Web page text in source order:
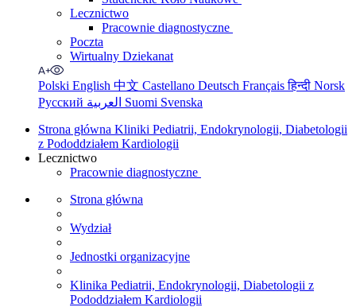
Lecznictwo
Pracownie diagnostyczne
Poczta
Wirtualny Dziekanat
Polski English 中文 Castellano Deutsch Françaisहिन्दी Norsk
Русский
Suomi Svenska
Strona główna Kliniki Pediatrii, Endokrynologii, Diabetologii
z Pododdziałem Kardiologii
Lecznictwo
Pracownie diagnostyczne
Strona główna
Wydział
Jednostki organizacyjne
Klinika Pediatrii, Endokrynologii, Diabetologii z
Pododdziałem Kardiologii